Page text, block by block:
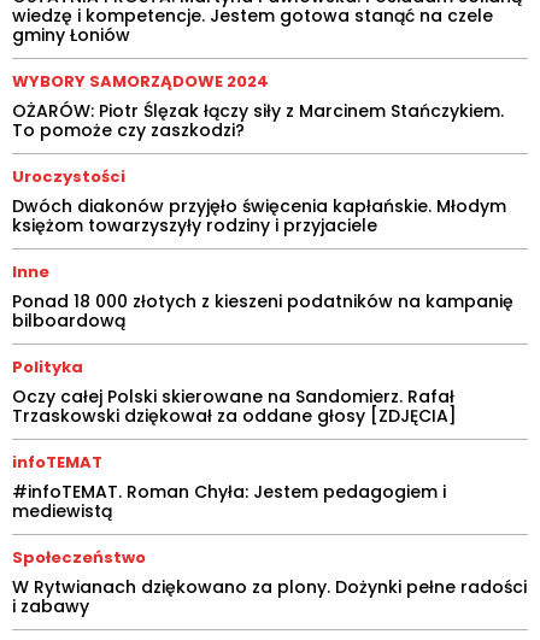
wiedzę i kompetencje. Jestem gotowa stanąć na czele
gminy Łoniów
WYBORY SAMORZĄDOWE 2024
OŻARÓW: Piotr Ślęzak łączy siły z Marcinem Stańczykiem.
To pomoże czy zaszkodzi?
Uroczystości
Dwóch diakonów przyjęło święcenia kapłańskie. Młodym
księżom towarzyszyły rodziny i przyjaciele
Inne
Ponad 18 000 złotych z kieszeni podatników na kampanię
bilboardową
Polityka
Oczy całej Polski skierowane na Sandomierz. Rafał
Trzaskowski dziękował za oddane głosy [ZDJĘCIA]
infoTEMAT
#infoTEMAT. Roman Chyła: Jestem pedagogiem i
mediewistą
Społeczeństwo
W Rytwianach dziękowano za plony. Dożynki pełne radości
i zabawy